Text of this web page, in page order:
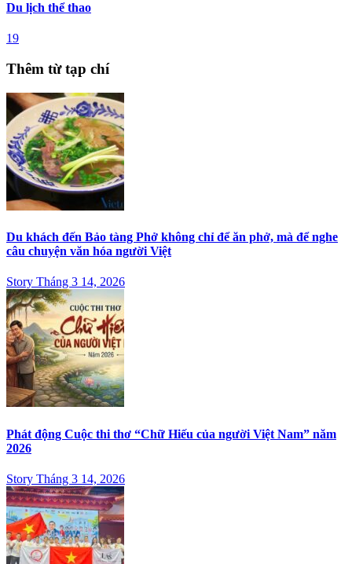
Du lịch thể thao
19
Thêm từ tạp chí
Du khách đến Bảo tàng Phở không chỉ để ăn phở, mà để nghe
câu chuyện văn hóa người Việt
Story Tháng 3 14, 2026
Phát động Cuộc thi thơ “Chữ Hiếu của người Việt Nam” năm
2026
Story Tháng 3 14, 2026